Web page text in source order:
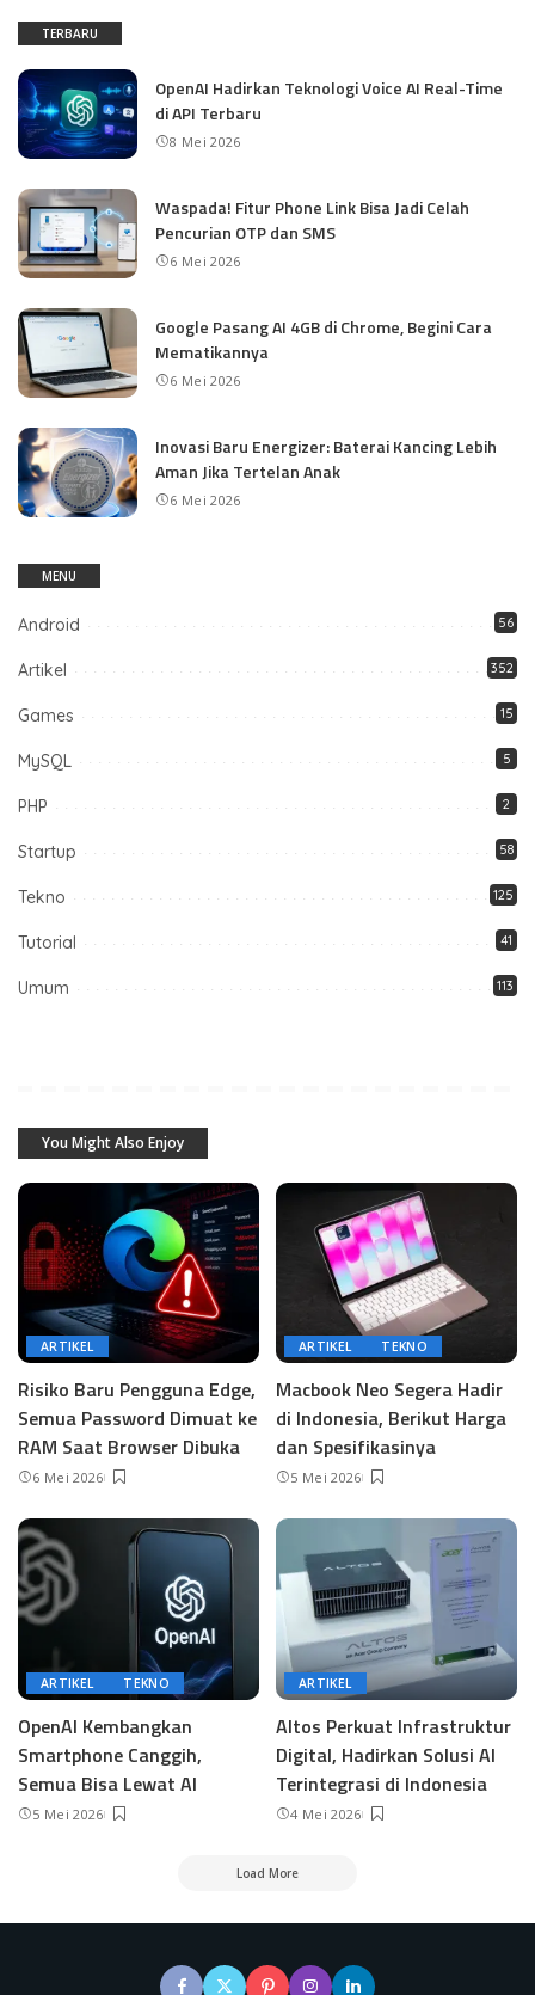
TERBARU
OpenAI Hadirkan Teknologi Voice AI Real-Time
di API Terbaru
8 Mei 2026
Waspada! Fitur Phone Link Bisa Jadi Celah
Pencurian OTP dan SMS
6 Mei 2026
Google Pasang AI 4GB di Chrome, Begini Cara
Mematikannya
6 Mei 2026
Inovasi Baru Energizer: Baterai Kancing Lebih
Aman Jika Tertelan Anak
6 Mei 2026
MENU
Android 56
Artikel 352
Games 15
MySQL 5
PHP 2
Startup 58
Tekno 125
Tutorial 41
Umum 113
You Might Also Enjoy
ARTIKEL
Risiko Baru Pengguna Edge,
Semua Password Dimuat ke
RAM Saat Browser Dibuka
6 Mei 2026
ARTIKEL TEKNO
Macbook Neo Segera Hadir
di Indonesia, Berikut Harga
dan Spesifikasinya
5 Mei 2026
ARTIKEL TEKNO
OpenAI Kembangkan
Smartphone Canggih,
Semua Bisa Lewat AI
5 Mei 2026
ARTIKEL
Altos Perkuat Infrastruktur
Digital, Hadirkan Solusi AI
Terintegrasi di Indonesia
4 Mei 2026
Load More